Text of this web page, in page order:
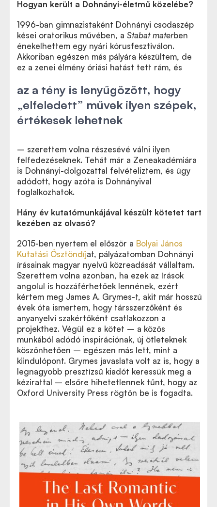
Hogyan került a Dohnányi-életmű közelébe?
1996-ban gimnazistaként Dohnányi csodaszép
kései oratorikus művében, a Stabat materben
énekelhettem egy nyári kórusfesztiválon.
Akkoriban egészen más pályára készültem, de
ez a zenei élmény óriási hatást tett rám, és
az a tény is lenyűgözött, hogy
„elfeledett” művek ilyen szépek,
értékesek lehetnek
– szerettem volna részesévé válni ilyen
felfedezéseknek. Tehát már a Zeneakadémiára
is Dohnányi-dolgozattal felvételiztem, és úgy
adódott, hogy azóta is Dohnányival
foglalkozhatok.
Hány év kutatómunkájával készült kötetet tart
kezében az olvasó?
2015-ben nyertem el először a Bolyai János
Kutatási Ösztöndíjat, pályázatomban Dohnányi
írásainak magyar nyelvű közreadását vállaltam.
Szerettem volna azonban, ha ezek az írások
angolul is hozzáférhetőek lennének, ezért
kértem meg James A. Grymes-t, akit már hosszú
évek óta ismertem, hogy társszerzőként és
anyanyelvi szakértőként csatlakozzon a
projekthez. Végül ez a kötet – a közös
munkából adódó inspirációnak, új ötleteknek
köszönhetően – egészen más lett, mint a
kiindulópont. Grymes javaslata volt az is, hogy a
legnagyobb presztízsű kiadót keressük meg a
kézirattal – elsőre hihetetlennek tűnt, hogy az
Oxford University Press rögtön be is fogadta.